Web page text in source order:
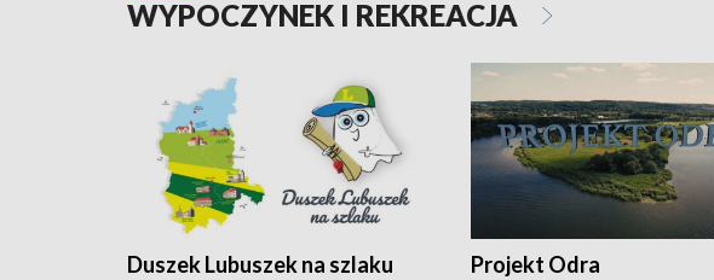
WYPOCZYNEK I REKREACJA
Duszek Lubuszek na szlaku Projekt Odra